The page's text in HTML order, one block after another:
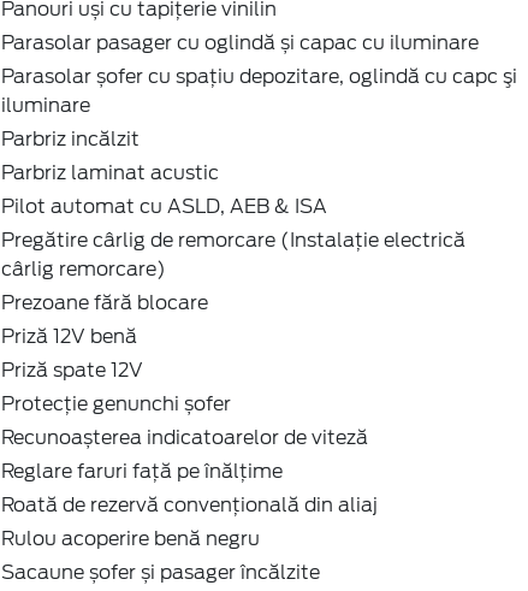
Panouri uși cu tapițerie vinilin
Parasolar pasager cu oglindă și capac cu iluminare
Parasolar șofer cu spațiu depozitare, oglindă cu capc şi
iluminare
Parbriz incălzit
Parbriz laminat acustic
Pilot automat cu ASLD, AEB & ISA
Pregătire cârlig de remorcare (Instalație electrică
cârlig remorcare)
Prezoane fără blocare
Priză 12V benă
Priză spate 12V
Protecție genunchi șofer
Recunoașterea indicatoarelor de viteză
Reglare faruri față pe înălțime
Roată de rezervă convențională din aliaj
Rulou acoperire benă negru
Sacaune șofer și pasager încălzite